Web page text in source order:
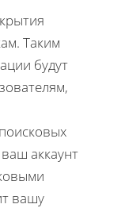
Таким
будут
аккаунт
вашу